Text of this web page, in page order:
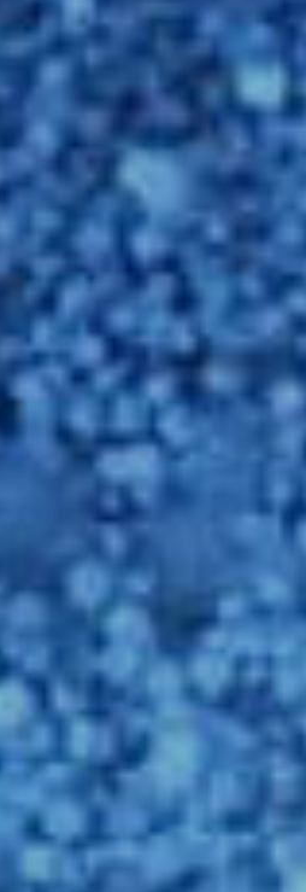
БЪЛГАРСКИ
EESTI
LIETUVIŲ
LATVIEŠU